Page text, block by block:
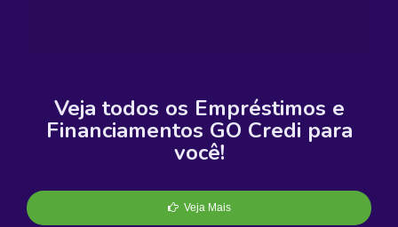
Veja todos os Empréstimos e
Financiamentos GO Credi para
você!
Veja Mais